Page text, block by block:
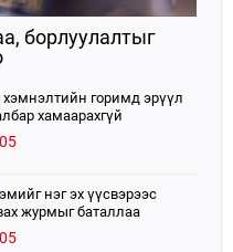
борлуулалтыг
хэмнэлтийн горимд эрүүл
хамаарахгүй
нэг эх үүсвэрээс
журмыг баталлаа